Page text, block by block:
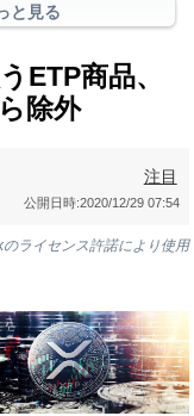
と見る
ETP商品、
除外
注目
公開日時:2020/12/29 07:54
ライセンス許諾により使用